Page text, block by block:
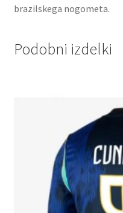
brazilskega nogometa.
Podobni izdelki